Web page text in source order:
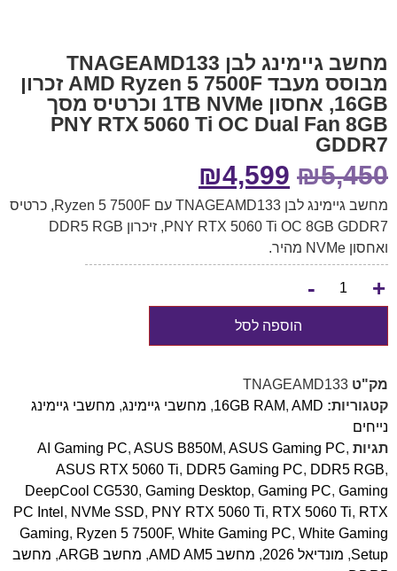
מחשב גיימינג לבן TNAGEAMD133
מבוסס מעבד AMD Ryzen 5 7500F זכרון
16GB, אחסון 1TB NVMe וכרטיס מסך
PNY RTX 5060 Ti OC Dual Fan 8GB
GDDR7
₪5,450
₪4,599
מחשב גיימינג לבן TNAGEAMD133 עם Ryzen 5 7500F, כרטיס
PNY RTX 5060 Ti OC 8GB GDDR7, זיכרון DDR5 RGB
ואחסון NVMe מהיר.
+
-
הוספה לסל
מק"ט TNAGEAMD133
קטגוריות:
16GB RAM, AMD
, מחשבי גיימינג, מחשבי גיימינג
נייחים
תגיות
AI Gaming PC, ASUS B850M, ASUS Gaming PC,
ASUS RTX 5060 Ti, DDR5 Gaming PC, DDR5 RGB,
DeepCool CG530, Gaming Desktop, Gaming PC, Gaming
PC Intel , NVMe SSD, PNY RTX 5060 Ti, RTX 5060 Ti, RTX
Gaming, Ryzen 5 7500F, White Gaming PC, White Gaming
Setup
, מונדיאל 2026 , מחשב AMD AM5 , מחשב ARGB , מחשב